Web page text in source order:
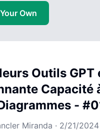
Own
Outils GPT
Capacité
-
Miranda · 2/21/2024